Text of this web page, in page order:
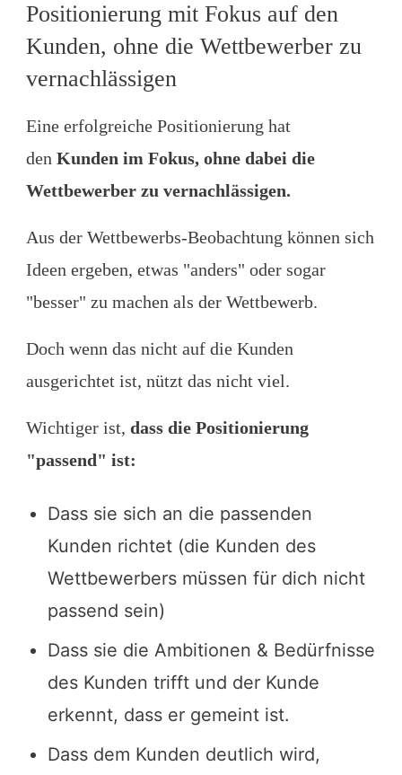
Positionierung mit Fokus auf den
Kunden, ohne die Wettbewerber zu
vernachlässigen
Eine erfolgreiche Positionierung hat
den Kunden im Fokus, ohne dabei die
Wettbewerber zu vernachlässigen.
Aus der Wettbewerbs-Beobachtung können sich
Ideen ergeben, etwas "anders" oder sogar
"besser" zu machen als der Wettbewerb.
Doch wenn das nicht auf die Kunden
ausgerichtet ist, nützt das nicht viel.
Wichtiger ist, dass die Positionierung
"passend" ist:
Dass sie sich an die passenden
Kunden richtet (die Kunden des
Wettbewerbers müssen für dich nicht
passend sein)
Dass sie die Ambitionen & Bedürfnisse
des Kunden trifft und der Kunde
erkennt, dass er gemeint ist.
Dass dem Kunden deutlich wird,